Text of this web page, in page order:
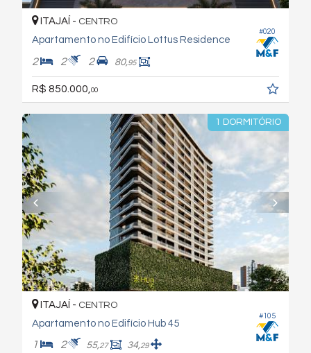
#020
ITAJAÍ - CENTRO
Apartamento no Edifício Lottus Residence
2 2 2 80,95
R$ 850.000,00
1 DORMITÓRIO
#105
ITAJAÍ - CENTRO
Apartamento no Edifício Hub 45
1 2 55,27 34,29